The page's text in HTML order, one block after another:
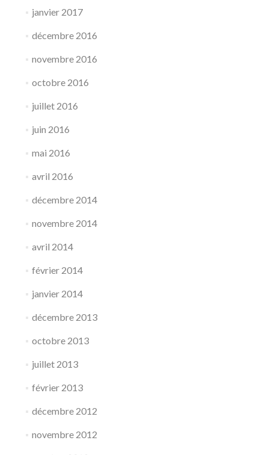
janvier 2017
décembre 2016
novembre 2016
octobre 2016
juillet 2016
juin 2016
mai 2016
avril 2016
décembre 2014
novembre 2014
avril 2014
février 2014
janvier 2014
décembre 2013
octobre 2013
juillet 2013
février 2013
décembre 2012
novembre 2012